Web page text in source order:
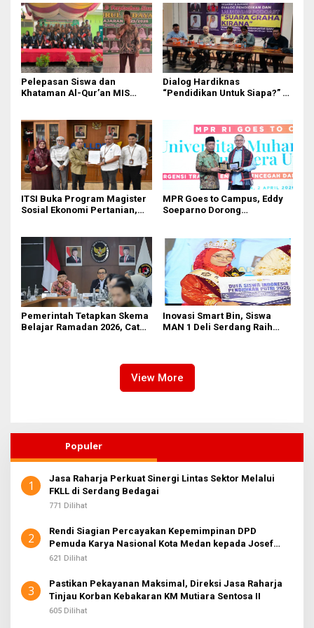
Pelepasan Siswa dan
Khataman Al-Qur’an MIS
Dialog Hardiknas
“Pendidikan Untuk Siapa?” di
ITSI Buka Program Magister
Sosial Ekonomi Pertanian,
Indonesia
MPR Goes to Campus, Eddy
Soeparno Dorong
Terbarukan
Pemerintah Tetapkan Skema
Belajar Ramadan 2026, Catat
Inovasi Smart Bin, Siswa
MAN 1 Deli Serdang Raih
View More
Populer
1
Jasa Raharja Perkuat Sinergi Lintas Sektor Melalui
FKLL di Serdang Bedagai
771 Dilihat
2
Rendi Siagian Percayakan Kepemimpinan DPD
Pemuda Karya Nasional Kota Medan kepada Josef
Sembiring
621 Dilihat
3
Pastikan Pekayanan Maksimal, Direksi Jasa Raharja
Tinjau Korban Kebakaran KM Mutiara Sentosa II
605 Dilihat